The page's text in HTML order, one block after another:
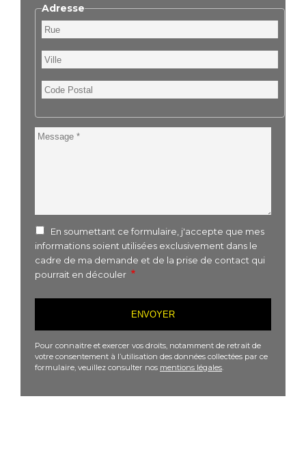
Adresse
Rue
Ville
Code
Postal
Message
En soumettant ce formulaire, j'accepte que mes
informations soient utilisées exclusivement dans le
cadre de ma demande et de la prise de contact qui
pourrait en découler
Pour connaitre et exercer vos droits, notamment de retrait de
votre consentement à l’utilisation des données collectées par ce
formulaire, veuillez consulter nos mentions légales